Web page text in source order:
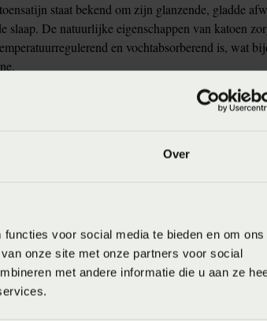
Over
voor social media te bieden en om ons
onze site met onze partners voor social
met andere informatie die u aan ze
staat bekend om zijn glanzende, gladde
slaap. De natuurlijke eigenschappen van katoen
en vochtabsorberend is, wat
winkel